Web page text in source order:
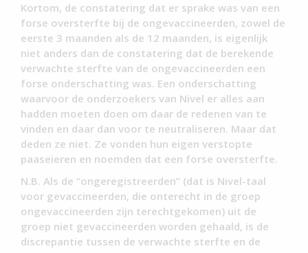
Kortom, de constatering dat er sprake was van een
forse oversterfte bij de ongevaccineerden, zowel de
eerste 3 maanden als de 12 maanden, is eigenlijk
niet anders dan de constatering dat de berekende
verwachte sterfte van de ongevaccineerden een
forse onderschatting was. Een onderschatting
waarvoor de onderzoekers van Nivel er alles aan
hadden moeten doen om daar de redenen van te
vinden en daar dan voor te neutraliseren. Maar dat
deden ze niet. Ze vonden hun eigen verstopte
paaseieren en noemden dat een forse oversterfte.
N.B. Als de “ongeregistreerden” (dat is Nivel-taal
voor gevaccineerden, die onterecht in de groep
ongevaccineerden zijn terechtgekomen) uit de
groep niet gevaccineerden worden gehaald, is de
discrepantie tussen de verwachte sterfte en de